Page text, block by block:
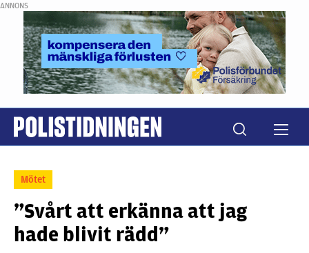
ANNONS
Mötet
”Svårt att erkänna att jag
hade blivit rädd”